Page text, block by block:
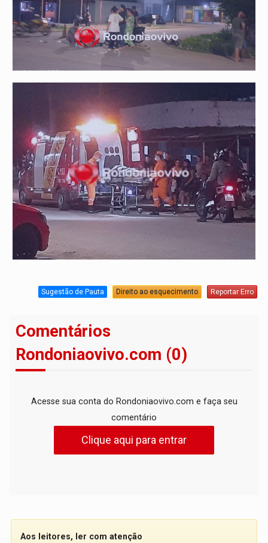
Sugestão de Pauta Direito ao esquecimento Reportar Erro
Comentários
Rondoniaovivo.com (0)
Acesse sua conta do Rondoniaovivo.com e faça seu
comentário
Clique aqui para entrar
Aos leitores, ler com atenção